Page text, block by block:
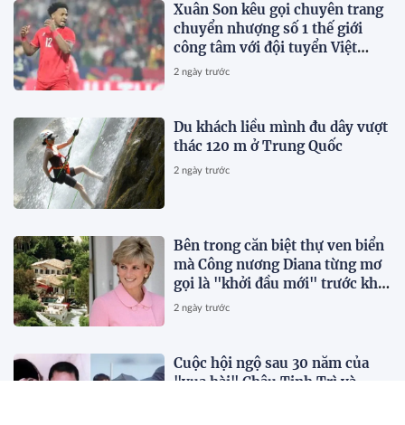
Xuân Son kêu gọi chuyên trang
chuyển nhượng số 1 thế giới
công tâm với đội tuyển Việt
Nam
2 ngày trước
Du khách liều mình đu dây vượt
thác 120 m ở Trung Quốc
2 ngày trước
Bên trong căn biệt thự ven biển
mà Công nương Diana từng mơ
gọi là "khởi đầu mới" trước khi
qua đời vài tháng
2 ngày trước
Cuộc hội ngộ sau 30 năm của
"vua hài" Châu Tinh Trì và